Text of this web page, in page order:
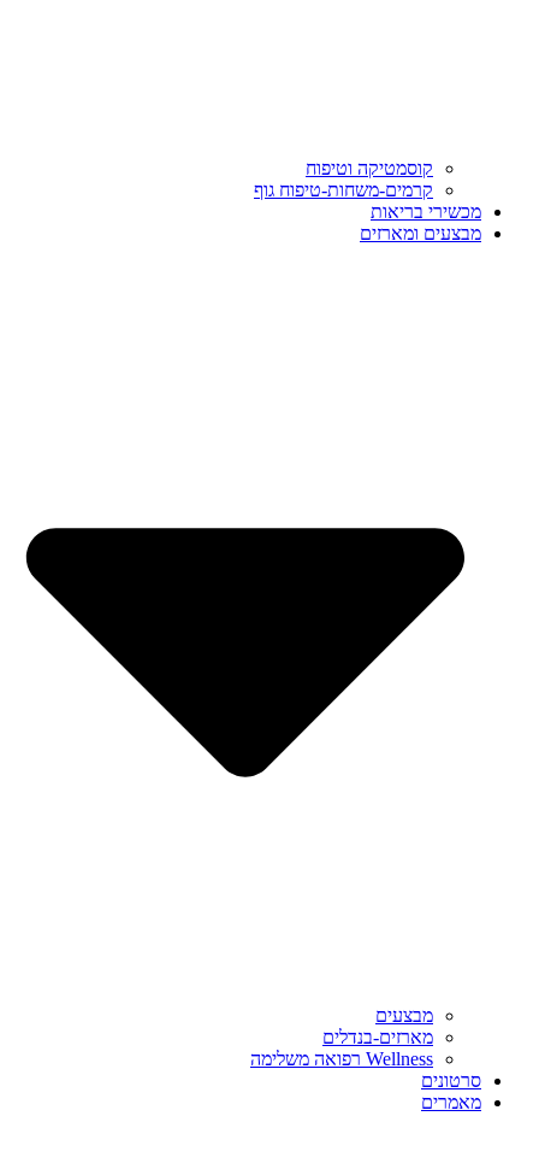
קוסמטיקה וטיפוח
קרמים-משחות-טיפוח גוף
מכשירי בריאות
מבצעים ומארזים
מבצעים
מארזים-בנדלים
Wellness רפואה משלימה
סרטונים
מאמרים